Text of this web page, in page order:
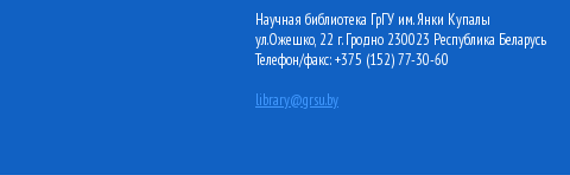
Научная библиотека ГрГУ им. Янки Купалы
ул.Ожешко, 22 г. Гродно 230023 Республика Беларусь
Телефон/факс: +375 (152) 77-30-60
library@grsu.by